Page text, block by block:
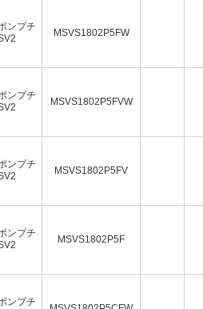
ンプチ
MSVS1802P5FW
ンプチ
MSVS1802P5FVW
ンプチ
MSVS1802P5FV
ンプチ
MSVS1802P5F
ンプチ